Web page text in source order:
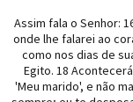
Assim fala o Senhor:
onde lhe falarei ao
como nos dias de
Egito. 18
'Meu marido', e não